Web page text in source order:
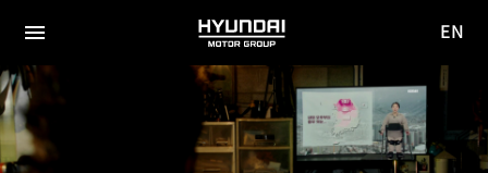
전체
HYUNDAI
MOTOR
GROUP
EN